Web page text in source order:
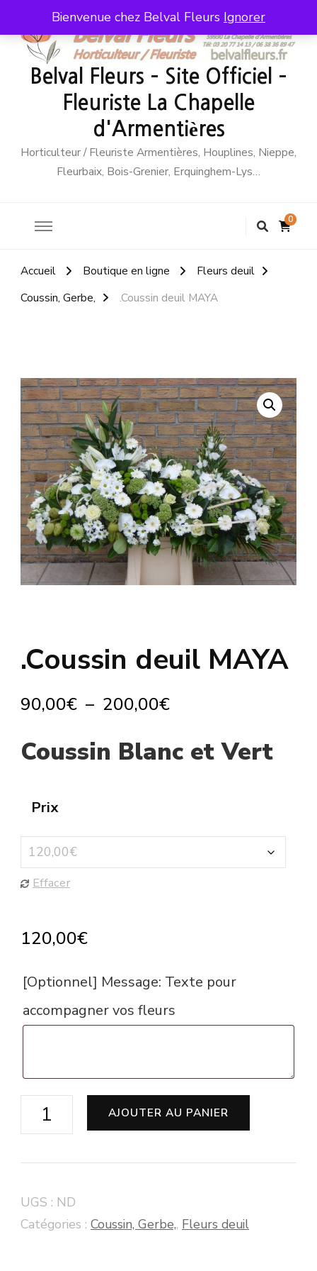
Bienvenue chez Belval Fleurs Ignorer
Belval Fleurs – Site Officiel –
Fleuriste La Chapelle
d'Armentières
Horticulteur / Fleuriste Armentières, Houplines, Nieppe,
Fleurbaix, Bois-Grenier, Erquinghem-Lys…
0
Accueil Boutique en ligne
Fleurs deuil
Coussin, Gerbe,
.Coussin deuil MAYA
.Coussin deuil MAYA
90,00€ – 200,00€Plage
prix :
200,00€
Coussin Blanc et Vert
Prix
Effacer
120,00€
[Optionnel] Message: Texte pour
accompagner vos fleurs
quantité
de
MAYA
AJOUTER AU PANIER
UGS : ND
Catégories : Coussin, Gerbe,, Fleurs deuil